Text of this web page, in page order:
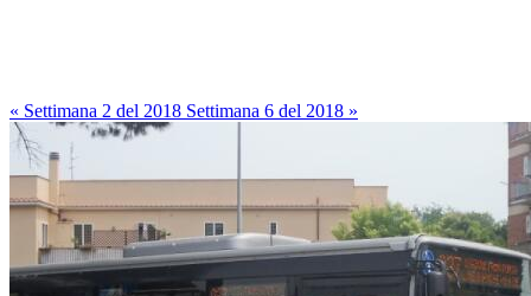
« Settimana 2 del 2018 Settimana 6 del 2018 »